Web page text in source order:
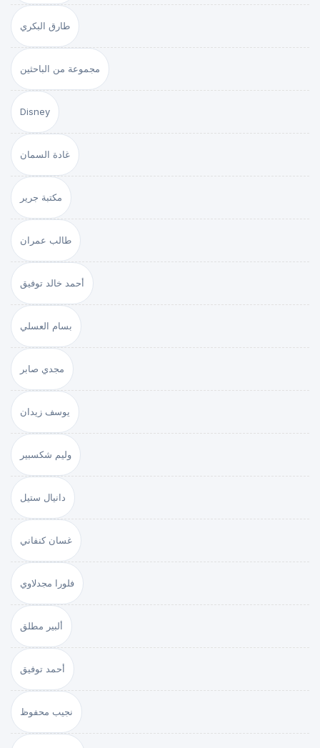
طارق البكري
مجموعة من الباحثين
Disney
غادة السمان
مكتبة جرير
طالب عمران
أحمد خالد توفيق
بسام العسلي
مجدي صابر
يوسف زيدان
وليم شكسبير
دانيال ستيل
غسان كنفاني
فلورا مجدلاوي
ألبير مطلق
أحمد توفيق
نجيب محفوظ